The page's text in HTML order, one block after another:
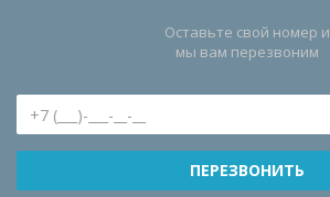
Оставьте свой номер и
мы вам перезвоним